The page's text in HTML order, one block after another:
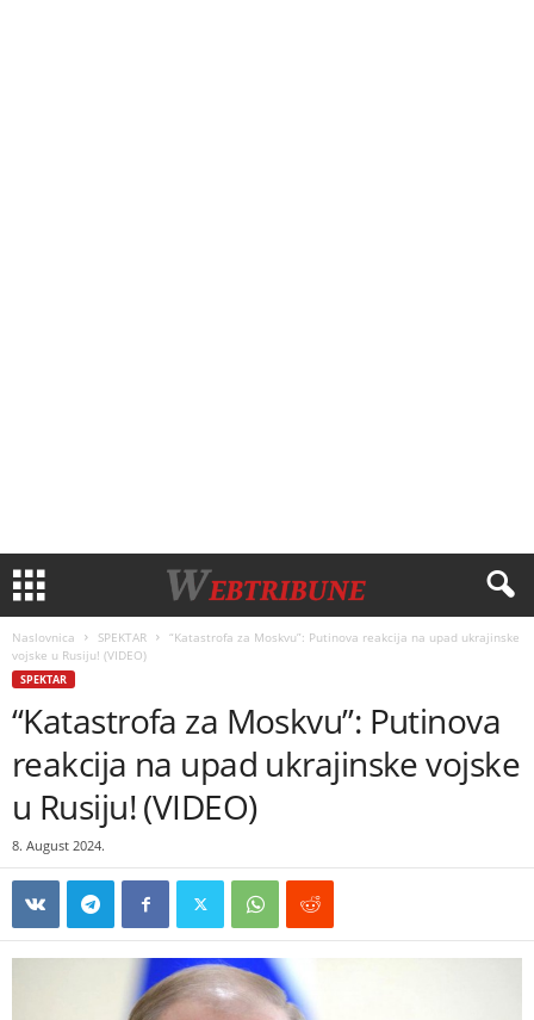
Naslovnica SPEKTAR
“Katastrofa za Moskvu”: Putinova reakcija na upad ukrajinske
vojske u Rusiju! (VIDEO)
SPEKTAR
“Katastrofa za Moskvu”: Putinova
reakcija na upad ukrajinske vojske
u Rusiju! (VIDEO)
8. August 2024.